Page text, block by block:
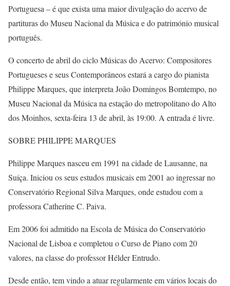
Portuguesa – é que exista uma maior divulgação do acervo de
partituras do Museu Nacional da Música e do património musical
português.
O concerto de abril do ciclo Músicas do Acervo: Compositores
Portugueses e seus Contemporâneos estará a cargo do pianista
Philippe Marques, que interpreta João Domingos Bomtempo, no
Museu Nacional da Música na estação do metropolitano do Alto
dos Moinhos, sexta-feira 13 de abril, às 19:00. A entrada é livre.
SOBRE PHILIPPE MARQUES
Philippe Marques nasceu em 1991 na cidade de Lausanne, na
Suíça. Iniciou os seus estudos musicais em 2001 ao ingressar no
Conservatório Regional Silva Marques, onde estudou com a
professora Catherine C. Paiva.
Em 2006 foi admitido na Escola de Música do Conservatório
Nacional de Lisboa e completou o Curso de Piano com 20
valores, na classe do professor Hélder Entrudo.
Desde então, tem vindo a atuar regularmente em vários locais do